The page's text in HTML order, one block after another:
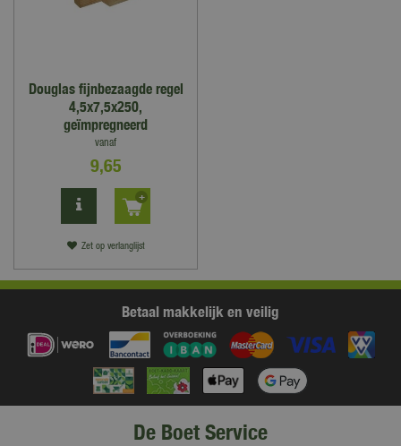
Douglas fijnbezaagde regel
4,5x7,5x250,
geïmpregneerd
vanaf
9,65
Zet op verlanglijst
Betaal makkelijk en veilig
De Boet Service